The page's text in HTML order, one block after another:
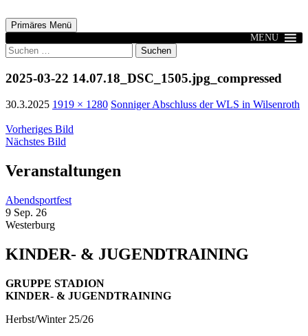
Inhalt
springen
Suchen
Primäres Menü
MENU
Suchen
nach:
2025-03-22 14.07.18_DSC_1505.jpg_compressed
30.3.2025 1919 × 1280 Sonniger Abschluss der WLS in Wilsenroth
Vorheriges Bild
Nächstes Bild
Veranstaltungen
Abendsportfest
9 Sep. 26
Westerburg
KINDER- & JUGENDTRAINING
GRUPPE STADION
KINDER- & JUGENDTRAINING
Herbst/Winter 25/26